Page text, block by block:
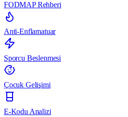
FODMAP Rehberi
Anti-Enflamatuar
Sporcu Beslenmesi
Çocuk Gelişimi
E-Kodu Analizi